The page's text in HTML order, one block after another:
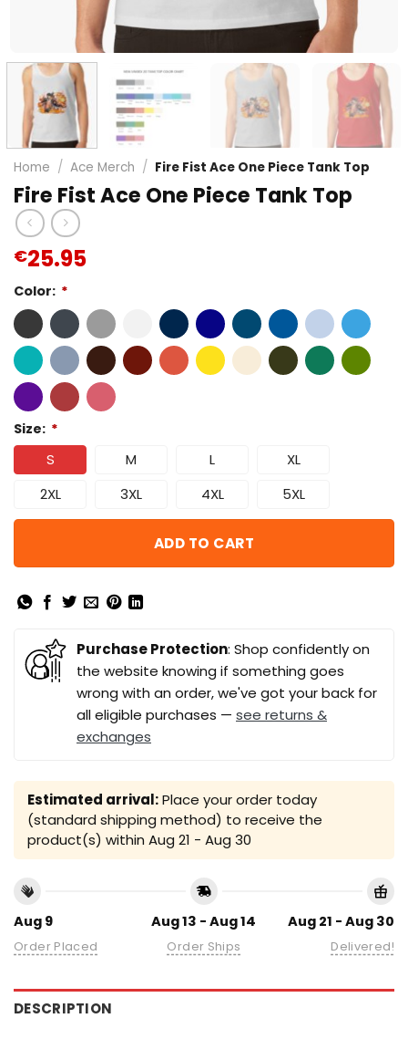
Home / Ace Merch / Fire Fist Ace One Piece Tank Top
Fire Fist Ace One Piece Tank Top
€25.95
Color: *
Size: *
S M L
XL
2XL
3XL 4XL 5XL
ADD TO CART
Purchase Protection: Shop confidently on
the website knowing if something goes
wrong with an order, we've got your back for
all eligible purchases — see returns &
exchanges
Estimated arrival:Place your order today
(standard shipping method) to receive the
product(s) within Aug 21 - Aug 30
Aug 9
Order Placed
Aug 13 - Aug 14
Order Ships
Aug 21 - Aug 30
Delivered!
DESCRIPTION